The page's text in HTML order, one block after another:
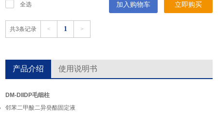
全选 加入购物车 立即购买
共3条记录 < 1 >
产品介绍 使用说明书
DM-DIIDP毛细柱
邻苯二甲酸二异癸酯固定液